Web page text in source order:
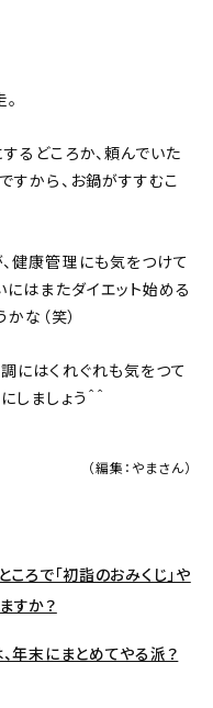
るどころか、頼んでいた
すから、お鍋がすすむこ
健康管理にも気をつけて
にはまたダイエット始める
な（笑）
にはくれぐれも気をつて
ましょう＾＾
（編集：やまさん）
ろで「初詣のおみくじ」や
すか？
年末にまとめてやる派？